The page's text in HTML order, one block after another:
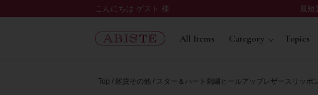
こんにちは ゲスト 様 最短
All Items Category Topics
Top 雑貨その他 スター＆ハート刺繍ヒールアップレザースリッポ